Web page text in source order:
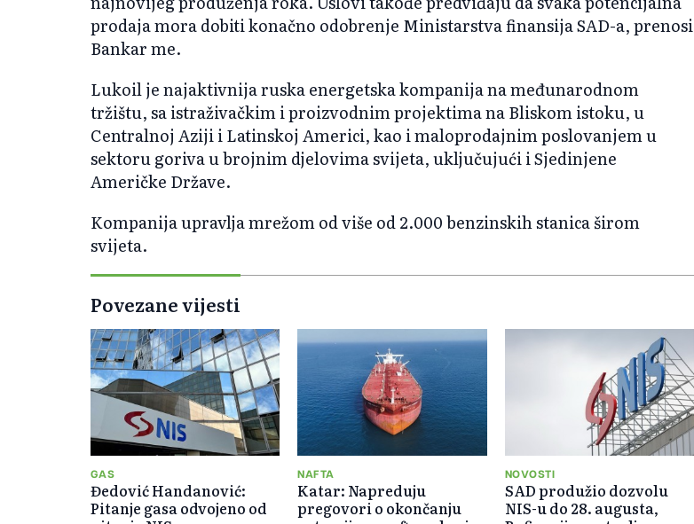
prodaja mora dobiti konačno odobrenje Ministarstva finansija SAD-a, prenosi
Bankar me.
Lukoil je najaktivnija ruska energetska kompanija na međunarodnom
tržištu, sa istraživačkim i proizvodnim projektima na Bliskom istoku, u
Centralnoj Aziji i Latinskoj Americi, kao i maloprodajnim poslovanjem u
sektoru goriva u brojnim djelovima svijeta, uključujući i Sjedinjene
Američke Države.
Kompanija upravlja mrežom od više od 2.000 benzinskih stanica širom
svijeta.
Povezane vijesti
GAS
Đedović Handanović:
Pitanje gasa odvojeno od
NAFTA
Katar: Napreduju
pregovori o okončanju
NOVOSTI
SAD produžio dozvolu
NIS-u do 28. augusta,